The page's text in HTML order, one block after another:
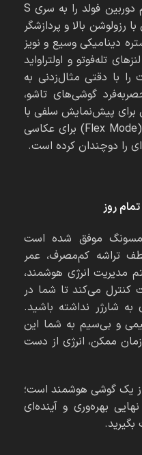
سامسونگ در این نسل، سیستم دوربین فولد را به سری S
بالا و پردازشگر
دینامیکی وسیع و نویز
تله‌فوتو و اولتراواید
را با دقتی مثال‌زدنی به
گوشی‌های تاشو،
برای پیش‌نمایش سلفی با
دوربین اصلی یا حالت ایستاده (Flex Mode) برای عکاسی
را دوچندان کرده است.
روز
موفق شده است
تراشه کم‌مصرف، عمر
مدیریت انرژی هوشمند،
کنترل می‌کند تا شما در
شارژر نداشته باشید.
و بی‌سیم به شما این
ممکن، انرژی از دست
فراتر از یک گوشی هوشمند است؛
بهره‌وری و آینده‌ای